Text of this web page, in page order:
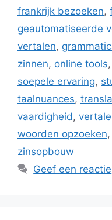
frankrijk bezoeken,
geautomatiseerde
vertalen,
zinnen, online tools,
soepele ervaring,
taalnuances,
vaardigheid ,
woorden opzoeken,
zinsopbouw
Geef een reactie